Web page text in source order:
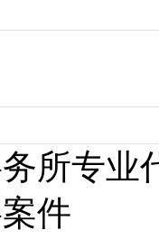
所专业
件